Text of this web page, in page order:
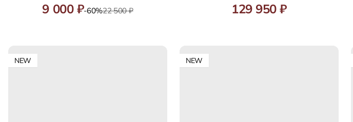
9 000 ₽-60%22 500 ₽ 129 950 ₽
NEW NEW